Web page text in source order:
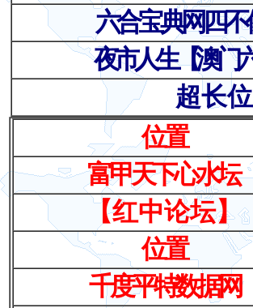
六合宝典网四不
夜市人生【澳门
超长
位置
富甲天下心水坛
【红中论坛】
位置
千度平特数据网